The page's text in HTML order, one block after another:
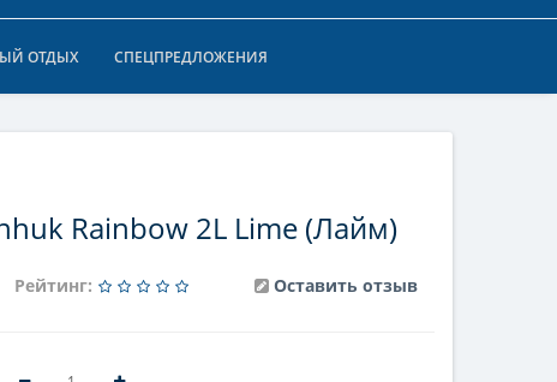
ОТДЫХ СПЕЦПРЕДЛОЖЕНИЯ
Rainbow 2L Lime (Лайм)
Рейтинг: Оставить отзыв